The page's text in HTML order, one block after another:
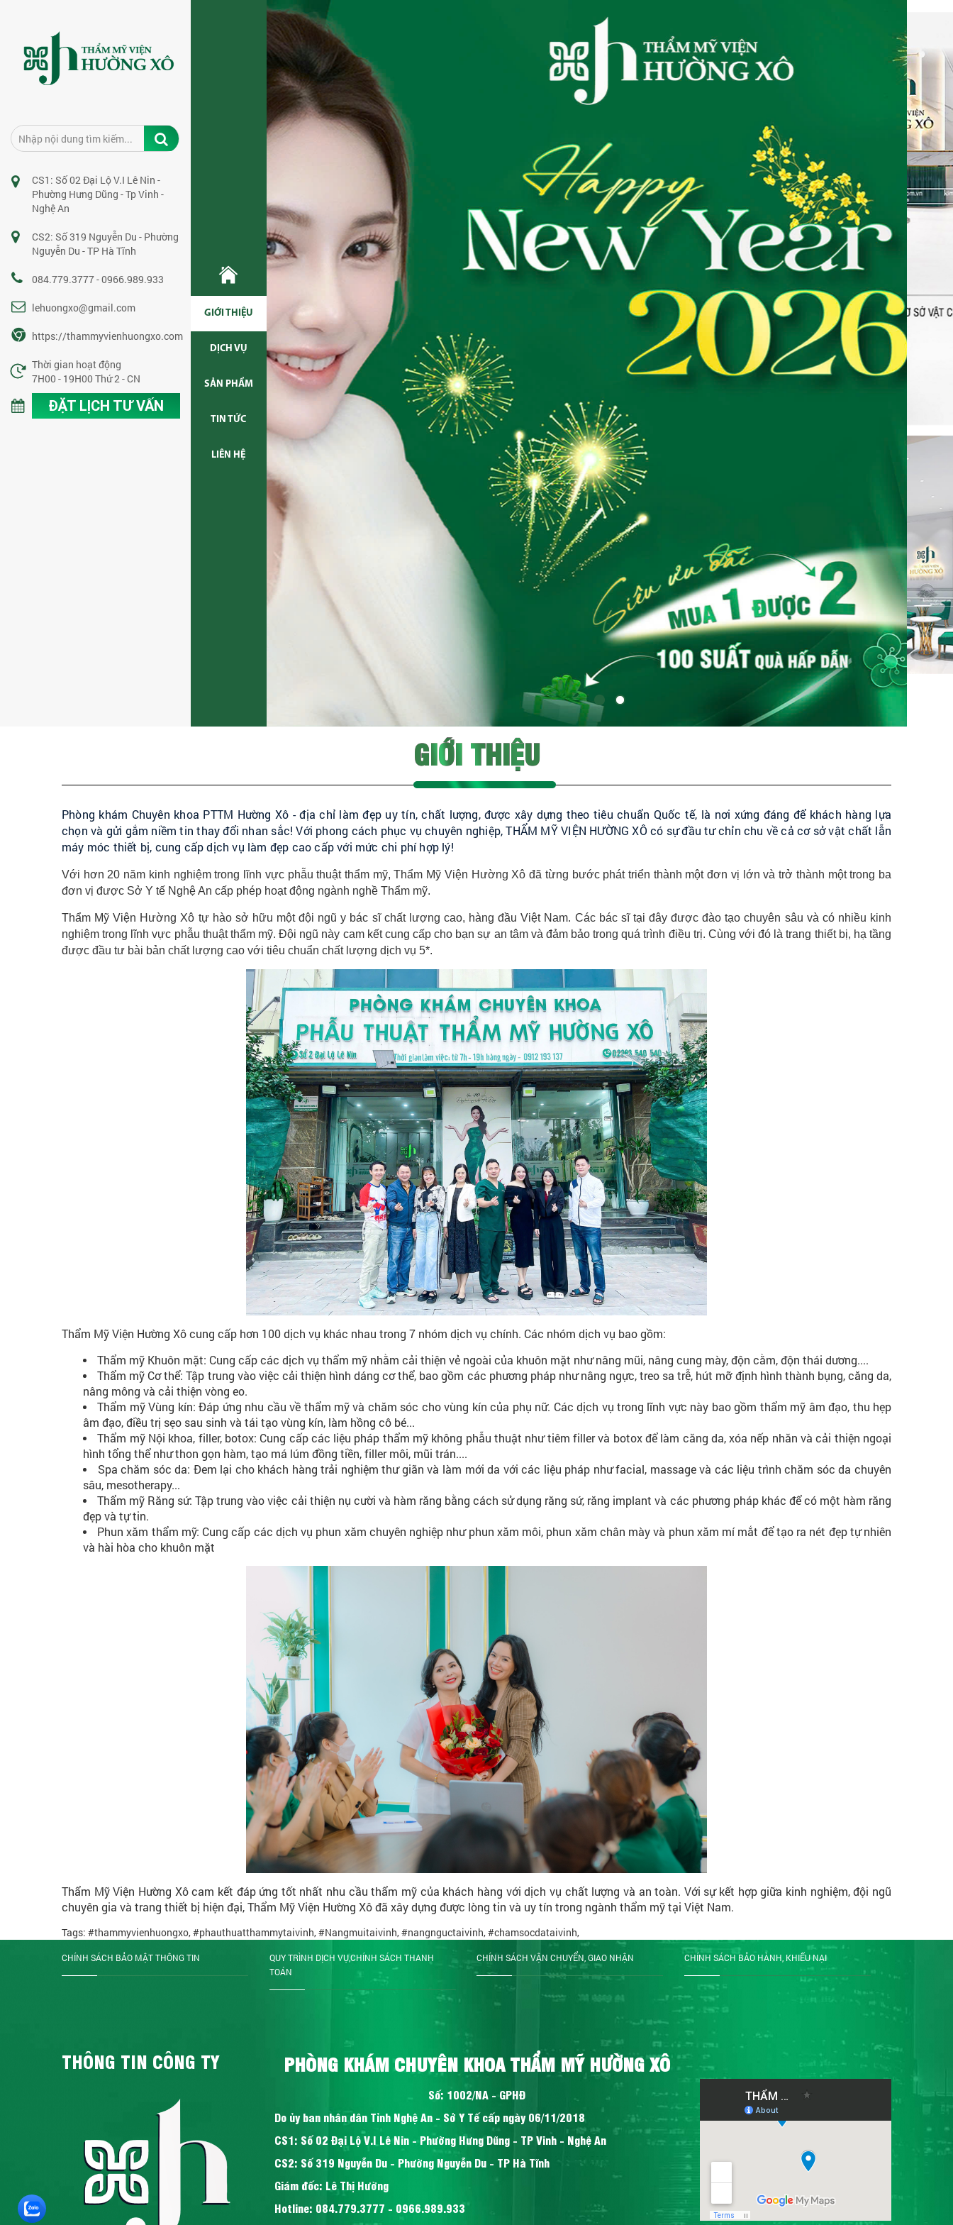
CS1: Số 02 Đại Lộ V.I Lê Nin -
Phường Hưng Dũng - Tp Vinh -
Nghệ An
CS2: Số 319 Nguyễn Du - Phường
Nguyễn Du - TP Hà Tĩnh
084.779.3777 - 0966.989.933
lehuongxo@gmail.com
https://thammyvienhuongxo.com
Thời gian hoạt động
7H00 - 19H00 Thứ 2 - CN
ĐẶT LỊCH TƯ VẤN
GIỚI THIỆU
DỊCH VỤ
SẢN PHẨM
TIN TỨC
LIÊN HỆ
GIỚI THIỆU
Phòng khám Chuyên khoa PTTM Hường Xô - địa chỉ làm đẹp uy tín, chất lượng, được xây dựng theo tiêu chuẩn Quốc tế, là nơi xứng đáng để khách hàng lựa
chọn và gửi gắm niềm tin thay đổi nhan sắc! Với phong cách phục vụ chuyên nghiệp, THẨM MỸ VIỆN HƯỜNG XÔ có sự đầu tư chỉn chu về cả cơ sở vật chất lẫn
máy móc thiết bị, cung cấp dịch vụ làm đẹp cao cấp với mức chi phí hợp lý!
Với hơn 20 năm kinh nghiệm trong lĩnh vực phẫu thuật thẩm mỹ, Thẩm Mỹ Viện Hường Xô đã từng bước phát triển thành một đơn vị lớn và trở thành một trong ba
đơn vị được Sở Y tế Nghệ An cấp phép hoạt động ngành nghề Thẩm mỹ.
Thẩm Mỹ Viện Hường Xô tự hào sở hữu một đội ngũ y bác sĩ chất lượng cao, hàng đầu Việt Nam. Các bác sĩ tại đây được đào tạo chuyên sâu và có nhiều kinh
nghiệm trong lĩnh vực phẫu thuật thẩm mỹ. Đội ngũ này cam kết cung cấp cho bạn sự an tâm và đảm bảo trong quá trình điều trị. Cùng với đó là trang thiết bị, hạ tầng
được đầu tư bài bản chất lượng cao với tiêu chuẩn chất lượng dịch vụ 5*.
Thẩm Mỹ Viện Hường Xô cung cấp hơn 100 dịch vụ khác nhau trong 7 nhóm dịch vụ chính. Các nhóm dịch vụ bao gồm:
Thẩm mỹ Khuôn mặt: Cung cấp các dịch vụ thẩm mỹ nhằm cải thiện vẻ ngoài của khuôn mặt như nâng mũi, nâng cung mày, độn cằm, độn thái dương....
Thẩm mỹ Cơ thể: Tập trung vào việc cải thiện hình dáng cơ thể, bao gồm các phương pháp như nâng ngực, treo sa trễ, hút mỡ định hình thành bụng, căng da,
nâng mông và cải thiện vòng eo.
Thẩm mỹ Vùng kín: Đáp ứng nhu cầu về thẩm mỹ và chăm sóc cho vùng kín của phụ nữ. Các dịch vụ trong lĩnh vực này bao gồm thẩm mỹ âm đạo, thu hẹp
âm đạo, điều trị sẹo sau sinh và tái tạo vùng kín, làm hồng cô bé...
Thẩm mỹ Nội khoa, filler, botox: Cung cấp các liệu pháp thẩm mỹ không phẫu thuật như tiêm filler và botox để làm căng da, xóa nếp nhăn và cải thiện ngoại
hình tổng thể như thon gọn hàm, tạo má lúm đồng tiền, filler môi, mũi trán....
Spa chăm sóc da: Đem lại cho khách hàng trải nghiệm thư giãn và làm mới da với các liệu pháp như facial, massage và các liệu trình chăm sóc da chuyên
sâu, mesotherapy...
Thẩm mỹ Răng sứ: Tập trung vào việc cải thiện nụ cười và hàm răng bằng cách sử dụng răng sứ, răng implant và các phương pháp khác để có một hàm răng
đẹp và tự tin.
Phun xăm thẩm mỹ: Cung cấp các dịch vụ phun xăm chuyên nghiệp như phun xăm môi, phun xăm chân mày và phun xăm mí mắt để tạo ra nét đẹp tự nhiên
và hài hòa cho khuôn mặt
Thẩm Mỹ Viện Hường Xô cam kết đáp ứng tốt nhất nhu cầu thẩm mỹ của khách hàng với dịch vụ chất lượng và an toàn. Với sự kết hợp giữa kinh nghiệm, đội ngũ
chuyên gia và trang thiết bị hiện đại, Thẩm Mỹ Viện Hường Xô đã xây dựng được lòng tin và uy tín trong ngành thẩm mỹ tại Việt Nam.
Tags: #thammyvienhuongxo,#phauthuatthammytaivinh,#Nangmuitaivinh,#nangnguctaivinh,#chamsocdataivinh,
CHÍNH SÁCH BẢO MẬT THÔNG TIN
QUY TRÌNH DỊCH VỤ,CHÍNH SÁCH THANH
TOÁN
CHÍNH SÁCH VẬN CHUYỂN, GIAO NHẬN CHÍNH SÁCH BẢO HÀNH, KHIẾU NẠI
THÔNG TIN CÔNG TY PHÒNG KHÁM CHUYÊN KHOA THẨM MỸ HƯỜNG XÔ
Số: 1002/NA - GPHĐ
Do ủy ban nhân dân Tỉnh Nghệ An - Sở Y Tế cấp ngày 06/11/2018
CS1: Số 02 Đại Lộ V.I Lê Nin - Phường Hưng Dũng - TP Vinh - Nghệ An
CS2: Số 319 Nguyễn Du - Phường Nguyễn Du - TP Hà Tĩnh
Giám đốc: Lê Thị Hường
Hotline: 084.779.3777 - 0966.989.933